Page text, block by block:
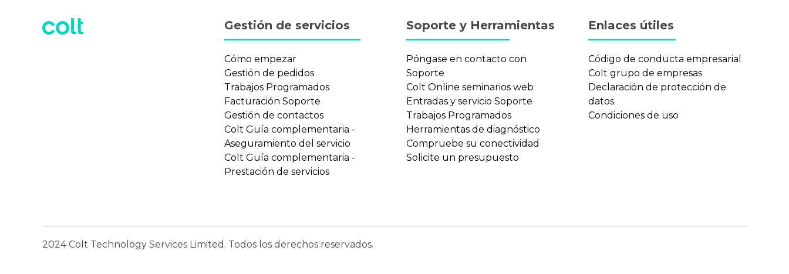
Gestión de servicios
Cómo empezar
Gestión de pedidos
Trabajos Programados
Facturación Soporte
Gestión de contactos
Colt Guía complementaria -
Aseguramiento del servicio
Colt Guía complementaria -
Prestación de servicios
Soporte y Herramientas
Póngase en contacto con
Soporte
Colt Online seminarios web
Entradas y servicio Soporte
Trabajos Programados
Herramientas de diagnóstico
Compruebe su conectividad
Solicite un presupuesto
Enlaces útiles
Código de conducta empresarial
Colt grupo de empresas
Declaración de protección de
datos
Condiciones de uso
2024 Colt Technology Services Limited. Todos los derechos reservados.